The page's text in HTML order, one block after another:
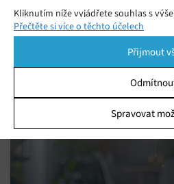
Kliknutím níže vyjádřete souhlas s
podrobnější rozhodnutí. Vaše volby
pomocí přepínačů v Zásadách
Spravovat souhlas ve spodní části
Ukládání a/nebo přístup k
publiku prostřednictvím statistik
Přečtěte si více o těchto účelech
Přijmout
Spravovat
Mohlo by se